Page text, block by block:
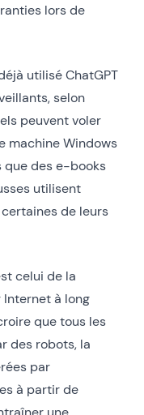
lors de
utilisé ChatGPT
selon
peuvent voler
machine Windows
que des e-books
utilisent
de leurs
celui de la
à long
que tous les
des robots, la
par
à partir de